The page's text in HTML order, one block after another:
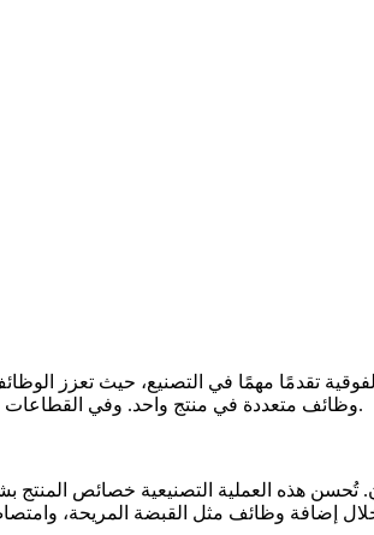
تقدمًا مهمًا في التصنيع، حيث تعزز
وظائف متعددة في منتج واحد. وفي القطاعات، أصبحت القولبة الفوقية أكثر أهمية لتحقيق أداء متقدم للمنتجات وتمييزها في السوق.